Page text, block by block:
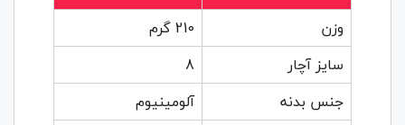
وزن
210 گرم
سایز آچار
8
جنس بدنه
آلومینیوم